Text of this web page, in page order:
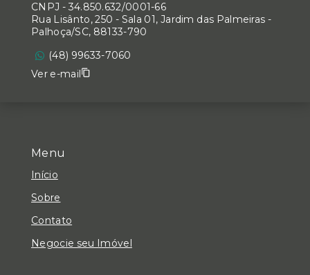
Menu
Início
Sobre
Contato
Negocie seu Imóvel
CNPJ - 34.850.632/0001-66
Rua Lisânto, 250 - Sala 01, Jardim das Palmeiras -
Palhoça/SC, 88133-790
(48) 99633-7060
Ver e-mail